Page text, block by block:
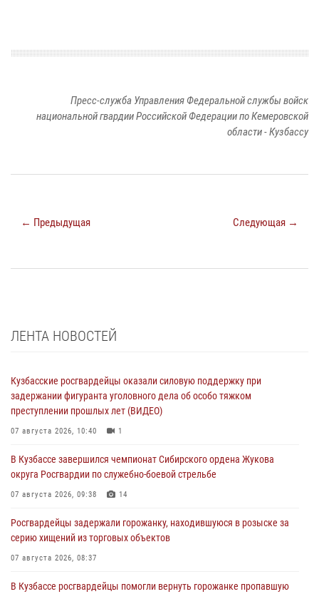
Пресс-служба Управления Федеральной службы войск
национальной гвардии Российской Федерации по Кемеровской
области - Кузбассу
← Предыдущая Следующая →
ЛЕНТА НОВОСТЕЙ
Кузбасские росгвардейцы оказали силовую поддержку при
задержании фигуранта уголовного дела об особо тяжком
преступлении прошлых лет (ВИДЕО)
07 августа 2026, 10:40 1
В Кузбассе завершился чемпионат Сибирского ордена Жукова
округа Росгвардии по служебно-боевой стрельбе
07 августа 2026, 09:38 14
Росгвардейцы задержали горожанку, находившуюся в розыске за
серию хищений из торговых объектов
07 августа 2026, 08:37
В Кузбассе росгвардейцы помогли вернуть горожанке пропавшую